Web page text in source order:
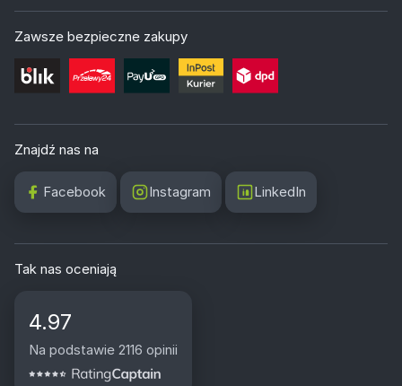
Zawsze bezpieczne zakupy
Znajdź nas na
Facebook Instagram LinkedIn
Tak nas oceniają
4.97
Na podstawie 2116 opinii